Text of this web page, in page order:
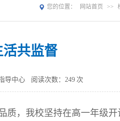
您的位置： 网站首页 >>
共监督
导中心 阅读次数：249 次
质，我校坚持在高一年级